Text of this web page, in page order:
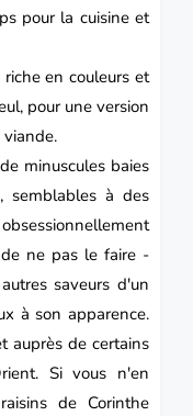
pour la cuisine et
riche en couleurs et
pour une version
minuscules baies
semblables à des
ne pas le faire -
saveurs d'un
à son apparence.
auprès de certains
Si vous n'en
de Corinthe